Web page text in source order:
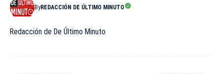
ByREDACCIÓN DE ÚLTIMO MINUTO
Redacción de De Último Minuto